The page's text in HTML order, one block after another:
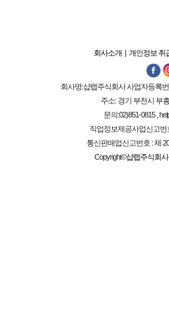
회사소개 | 개인정보 취
회사명:샵랩주식회사사업자등록
주소: 경기 부천시 부
문의:02)851-0815 ,
직업정보제공사업신고번
통신판매업신고번호 :제
Copyright©샵랩주식회사